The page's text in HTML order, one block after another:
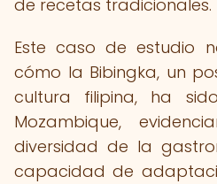
de recetas tradicionales.
Este caso de estudio
cómo la Bibingka, un
cultura filipina, ha
Mozambique,
diversidad de la
capacidad de